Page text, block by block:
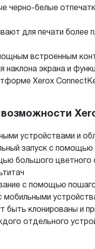
черно-белые
для печати
встроенным
наклона экрана и
Xerox
устройствами и
запуск с
большого цветного
с помощью
мобильными
быть клонированы и
отдельного